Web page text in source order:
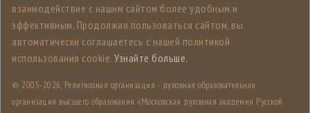
взаимодействие с нашим сайтом более удобным и
эффективным. Продолжая пользоваться сайтом, вы
автоматически соглашаетесь с нашей политикой
использования cookie. Узнайте больше.
© 2005-2026, Религиозная организация - духовная образовательная
организация высшего образования «Московская духовная академия Русской